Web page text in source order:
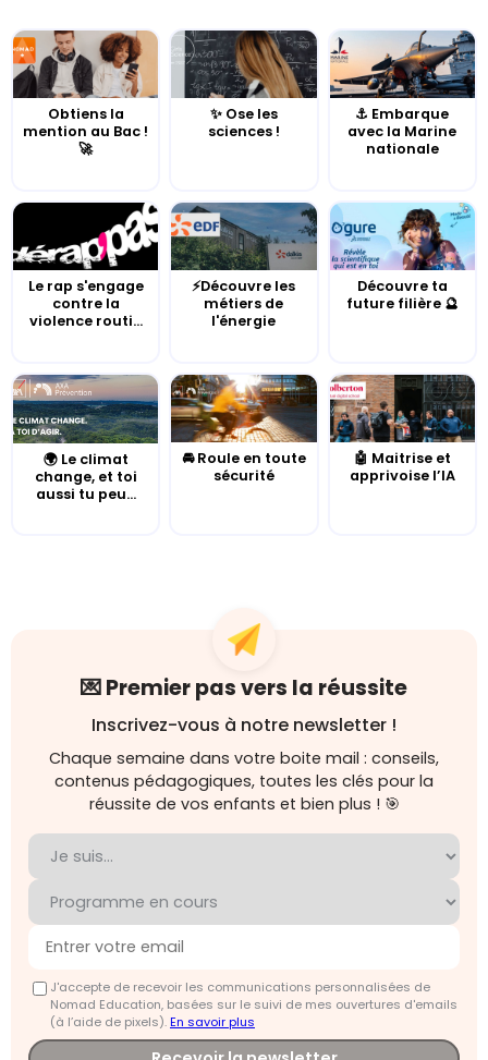
Obtiens la
mention au Bac !
🚀
✨ Ose les
sciences !
⚓️ Embarque
avec la Marine
nationale
Le rap s'engage
contre la
violence routi...
⚡Découvre les
métiers de
l'énergie
Découvre ta
future filière 🔮
🌍 Le climat
change, et toi
aussi tu peu...
🚘 Roule en toute
sécurité
🤖 Maitrise et
apprivoise l’IA
💌 Premier pas vers la réussite
Inscrivez-vous à notre newsletter !
Chaque semaine dans votre boite mail : conseils,
contenus pédagogiques, toutes les clés pour la
réussite de vos enfants et bien plus ! 🎯
J'accepte de recevoir les communications personnalisées de
Nomad Education, basées sur le suivi de mes ouvertures d'emails
(à l’aide de pixels).En savoir plus